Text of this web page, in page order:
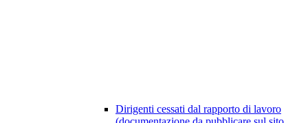
Dirigenti cessati dal rapporto di lavoro